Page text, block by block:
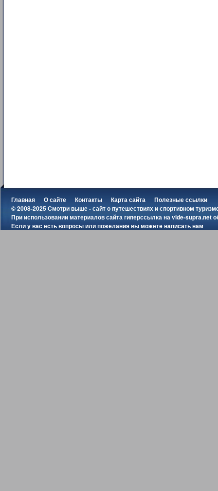
Главная О сайте Контакты Карта сайта
Полезные ссылки
© 2008-2025 Смотри выше - сайт о путешествиях и спортивном
При использовании материалов сайта гиперссылка наvide-supra.net
Если у вас есть вопросы или пожелания вы можетенаписать нам